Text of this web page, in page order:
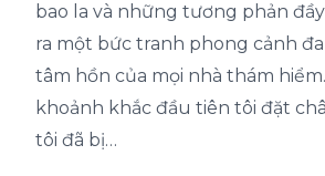
bao la và những tương phản
ra một bức tranh phong cảnh
tâm hồn của mọi nhà thám
khoảnh khắc đầu tiên tôi đặt
tôi đã bị…